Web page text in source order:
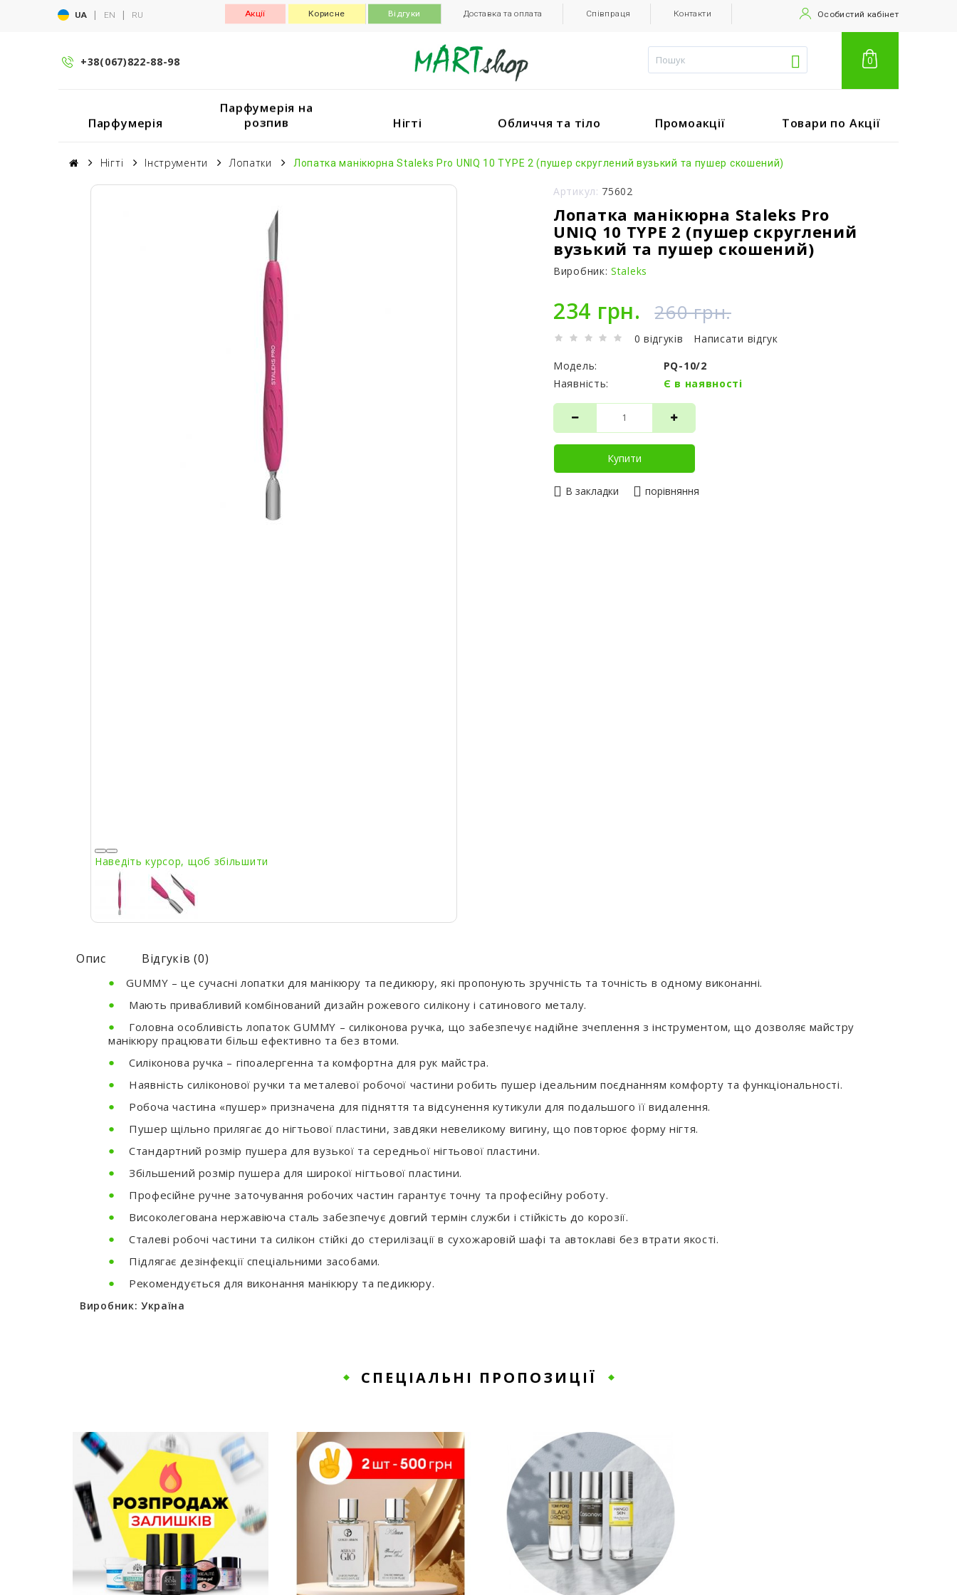
UA | EN | RU Акції Корисне Відгуки Доставка та оплата Співпраця Контакти Особистий кабінет
+38(067)822-88-98 0
Парфумерія
Парфумерія на
розпив
Нігті Обличчя та тіло Промоакції Товари по Акції
Нігті Інструменти Лопатки Лопатка манікюрна Staleks Pro UNIQ 10 TYPE 2 (пушер скруглений вузький та пушер скошений)
Наведіть курсор, щоб збільшити
Артикул: 75602
Лопатка манікюрна Staleks Pro
UNIQ 10 TYPE 2 (пушер скруглений
вузький та пушер скошений)
Виробник: Staleks
234 грн. 260 грн.
0 відгуків
Написати відгук
Модель:
PQ-10/2
Наявність:
Є в наявності
Купити
В закладки порівняння
Опис Відгуків (0)
GUMMY – це сучасні лопатки для манікюру та педикюру, які пропонують зручність та точність в одному виконанні.
Мають привабливий комбінований дизайн рожевого силікону і сатинового металу.
Головна особливість лопаток GUMMY – силіконова ручка, що забезпечує надійне зчеплення з інструментом, що дозволяє майстру
манікюру працювати більш ефективно та без втоми.
Силіконова ручка – гіпоалергенна та комфортна для рук майстра.
Наявність силіконової ручки та металевої робочої частини робить пушер ідеальним поєднанням комфорту та функціональності.
Робоча частина «пушер» призначена для підняття та відсунення кутикули для подальшого її видалення.
Пушер щільно прилягає до нігтьової пластини, завдяки невеликому вигину, що повторює форму нігтя.
Стандартний розмір пушера для вузької та середньої нігтьової пластини.
Збільшений розмір пушера для широкої нігтьової пластини.
Професійне ручне заточування робочих частин гарантує точну та професійну роботу.
Високолегована нержавіюча сталь забезпечує довгий термін служби і стійкість до корозії.
Сталеві робочі частини та силікон стійкі до стерилізації в сухожаровій шафі та автоклаві без втрати якості.
Підлягає дезінфекції спеціальними засобами.
Рекомендується для виконання манікюру та педикюру.
Виробник: Україна
СПЕЦІАЛЬНІ ПРОПОЗИЦІЇ